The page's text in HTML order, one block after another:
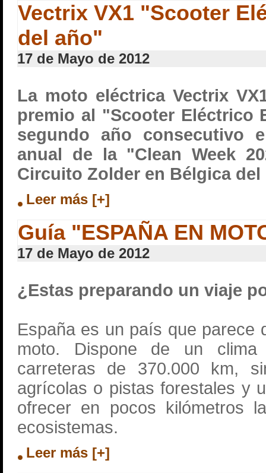
Vectrix VX1 "Scooter
del año"
17 de Mayo de 2012
La moto eléctrica Vectrix
premio al "Scooter Eléctrico
segundo año consecutivo
anual de la "Clean Week
Circuito Zolder en Bélgica del
Leer más [+]
Guía "ESPAÑA EN
17 de Mayo de 2012
¿Estas preparando un viaje
España es un país que parece
moto. Dispone de un
carreteras de 370.000 km,
agrícolas o pistas forestales y
ofrecer en pocos kilómetros
ecosistemas.
Leer más [+]